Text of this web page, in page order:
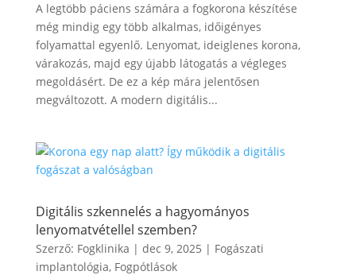
A legtöbb páciens számára a fogkorona készítése
még mindig egy több alkalmas, időigényes
folyamattal egyenlő. Lenyomat, ideiglenes korona,
várakozás, majd egy újabb látogatás a végleges
megoldásért. De ez a kép mára jelentősen
megváltozott. A modern digitális...
Digitális szkennelés a hagyományos
lenyomatvétellel szemben?
Szerző: Fogklinika | dec 9, 2025 | Fogászati
implantológia, Fogpótlások